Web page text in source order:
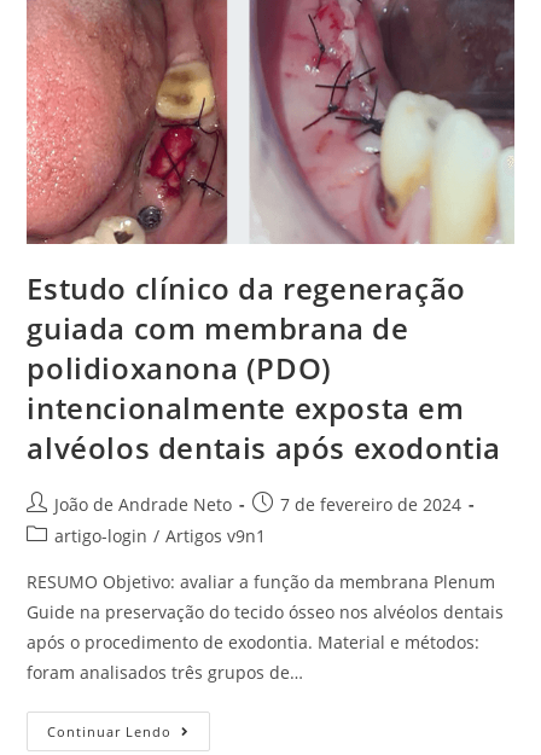
Estudo clínico da regeneração
guiada com membrana de
polidioxanona (PDO)
intencionalmente exposta em
alvéolos dentais após exodontia
João de Andrade Neto
7 de fevereiro de 2024
artigo-login / Artigos v9n1
RESUMO Objetivo: avaliar a função da membrana Plenum
Guide na preservação do tecido ósseo nos alvéolos dentais
após o procedimento de exodontia. Material e métodos:
foram analisados três grupos de…
Continuar Lendo